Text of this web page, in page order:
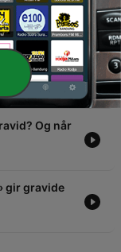
og
Og når
gir gravide